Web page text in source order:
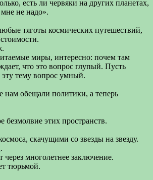
есть ли червяки на других планетах,
не надо».
тяготы космических путешествий,
миры, интересно: почем там
что это вопрос глупый. Пусть
эту тему вопрос умный.
нам обещали политики, а теперь
безмолвие этих пространств.
скачущими со звезды на звезду.
через многолетнее заключение.
тюрьмой.